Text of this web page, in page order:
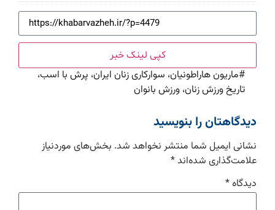
کپی لینک خبر
#ماریون هاراطونیان، سوارکاری زنان ایران، پرش با اسب،
تاریخ ورزش زنان، ورزش بانوان
دیدگاهتان را بنویسید
نشانی ایمیل شما منتشر نخواهد شد. بخش‌های موردنیاز
علامت‌گذاری شده‌اند*
دیدگاه*